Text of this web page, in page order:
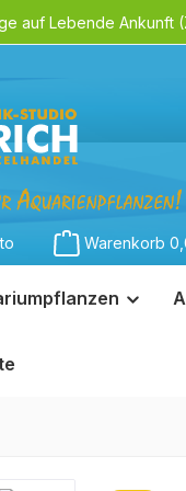
auf Lebende Ankunft
Warenkorb